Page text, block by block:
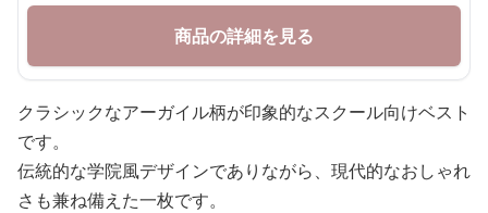
商品の詳細を見る
クラシックなアーガイル柄が印象的なスクール向けベスト
です。
伝統的な学院風デザインでありながら、現代的なおしゃれ
さも兼ね備えた一枚です。